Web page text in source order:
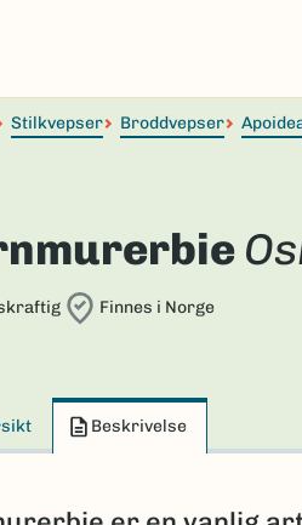
Stilkvepser Broddvepser
Finnes i Norge
Beskrivelse